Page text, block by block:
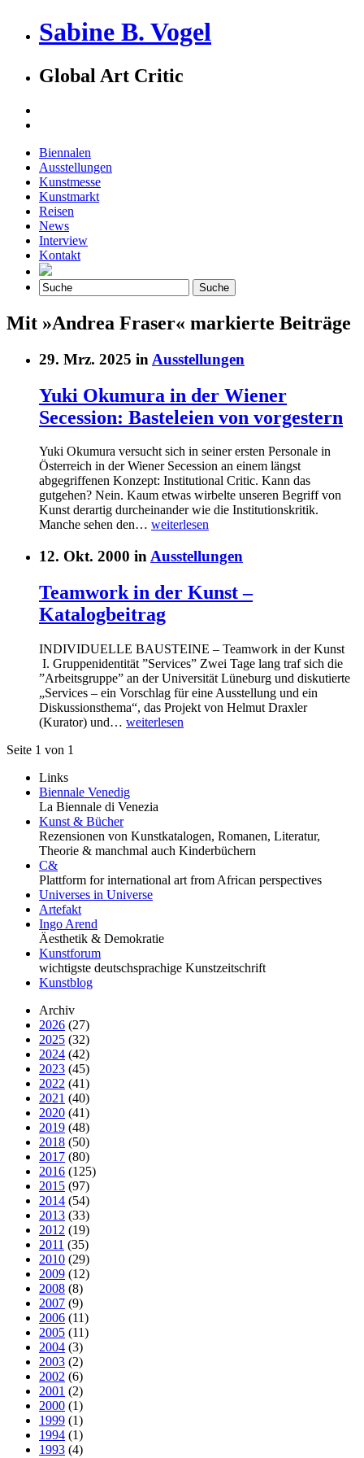
Sabine B. Vogel
Global Art Critic
Biennalen
Ausstellungen
Kunstmesse
Kunstmarkt
Reisen
News
Interview
Kontakt
Mit »Andrea Fraser« markierte Beiträge
29. Mrz. 2025 in Ausstellungen
Yuki Okumura in der Wiener
Secession: Basteleien von vorgestern
Yuki Okumura versucht sich in seiner ersten Personale in
Österreich in der Wiener Secession an einem längst
abgegriffenen Konzept: Institutional Critic. Kann das
gutgehen? Nein. Kaum etwas wirbelte unseren Begriff von
Kunst derartig durcheinander wie die Institutionskritik.
Manche sehen den… weiterlesen
12. Okt. 2000 in Ausstellungen
Teamwork in der Kunst –
Katalogbeitrag
INDIVIDUELLE BAUSTEINE – Teamwork in der Kunst
I. Gruppenidentität ”Services” Zwei Tage lang traf sich die
”Arbeitsgruppe” an der Universität Lüneburg und diskutierte
„Services – ein Vorschlag für eine Ausstellung und ein
Diskussionsthema“, das Projekt von Helmut Draxler
(Kurator) und… weiterlesen
Seite 1 von 1
Links
Biennale Venedig
La Biennale di Venezia
Kunst & Bücher
Rezensionen von Kunstkatalogen, Romanen, Literatur,
Theorie & manchmal auch Kinderbüchern
C&
Plattform for international art from African perspectives
Universes in Universe
Artefakt
Ingo Arend
Äesthetik & Demokratie
Kunstforum
wichtigste deutschsprachige Kunstzeitschrift
Kunstblog
Archiv
2026 (27)
2025 (32)
2024 (42)
2023 (45)
2022 (41)
2021 (40)
2020 (41)
2019 (48)
2018 (50)
2017 (80)
2016 (125)
2015 (97)
2014 (54)
2013 (33)
2012 (19)
2011 (35)
2010 (29)
2009 (12)
2008 (8)
2007 (9)
2006 (11)
2005 (11)
2004 (3)
2003 (2)
2002 (6)
2001 (2)
2000 (1)
1999 (1)
1994 (1)
1993 (4)